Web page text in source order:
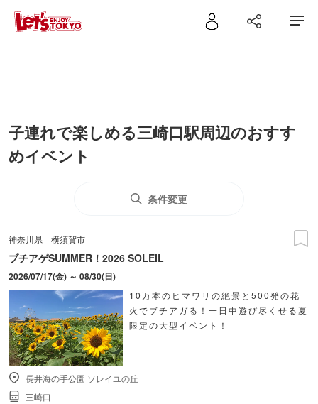
子連れで楽しめる三崎口駅周辺のおすす
めイベント
条件変更
神奈川県 横須賀市
ブチアゲSUMMER！2026 SOLEIL
2026/07/17(金) ～ 08/30(日)
10万本のヒマワリの絶景と500発の花
火でブチアガる！一日中遊び尽くせる夏
限定の大型イベント！
長井海の手公園 ソレイユの丘
三崎口